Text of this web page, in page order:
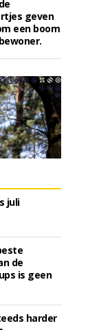
geven
een boom
juli
de
is geen
harder